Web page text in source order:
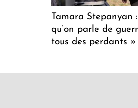
Tamara Stepanyan
qu’on parle de
tous des perdants »